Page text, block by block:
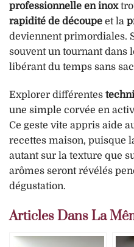
professionnelle en inox
rapidité de découpe et la
deviennent primordiales.
souvent un tournant dans
libérant du temps sans
Explorer différentes
une simple corvée en
Ce geste vite appris aide
recettes maison, puisque
autant sur la texture que
arômes seront révélés
dégustation.
Articles Dans La